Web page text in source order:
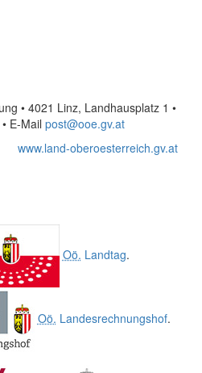
• 4021 Linz, Landhausplatz 1 •
• E-Mail post@ooe.gv.at
www.land-oberoesterreich.gv.at
Oö. Landtag.
Oö. Landesrechnungshof.